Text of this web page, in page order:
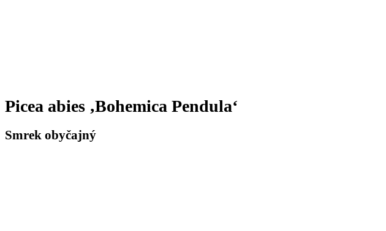
Picea abies ‚Bohemica Pendula‘
Smrek obyčajný